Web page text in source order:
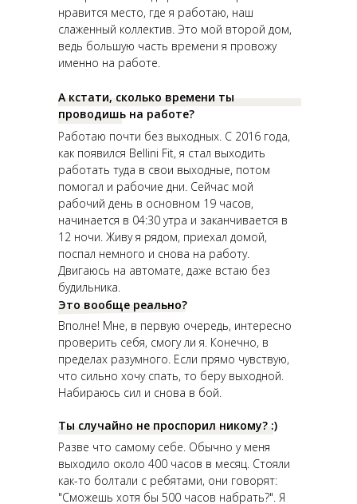
Это вообще реально?
А кстати, сколько времени ты
проводишь на работе?
нравится место, где я работаю, наш
слаженный коллектив. Это мой второй дом,
ведь большую часть времени я провожу
именно на работе.
Разве что самому себе. Обычно у меня
выходило около 400 часов в месяц. Стояли
как-то болтали с ребятами, они говорят:
"Сможешь хотя бы 500 часов набрать?". Я
Работаю почти без выходных. С 2016 года,
как появился Bellini Fit, я стал выходить
работать туда в свои выходные, потом
помогал и рабочие дни. Сейчас мой
рабочий день в основном 19 часов,
начинается в 04:30 утра и заканчивается в
12 ночи. Живу я рядом, приехал домой,
поспал немного и снова на работу.
Двигаюсь на автомате, даже встаю без
будильника.
Вполне! Мне, в первую очередь, интересно
проверить себя, смогу ли я. Конечно, в
пределах разумного. Если прямо чувствую,
что сильно хочу спать, то беру выходной.
Набираюсь сил и снова в бой.
Ты случайно не проспорил никому? :)